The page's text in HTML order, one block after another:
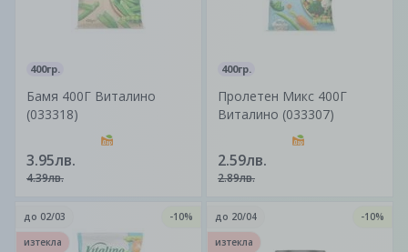
400гр.
Бамя 400Г Виталино
(033318)
3.95лв.
4.39лв.
400гр.
Пролетен Микс 400Г
Виталино (033307)
2.59лв.
2.89лв.
до 02/03
-10%
изтекла
до 20/04
-10%
изтекла